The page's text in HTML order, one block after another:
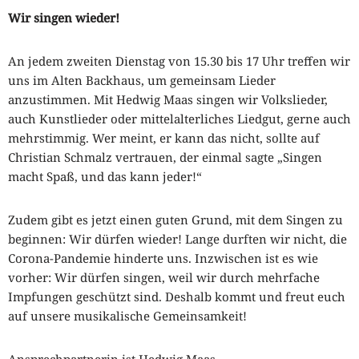
Wir singen wieder!
An jedem zweiten Dienstag von 15.30 bis 17 Uhr treffen wir
uns im Alten Backhaus, um gemeinsam Lieder
anzustimmen. Mit Hedwig Maas singen wir Volkslieder,
auch Kunstlieder oder mittelalterliches Liedgut, gerne auch
mehrstimmig. Wer meint, er kann das nicht, sollte auf
Christian Schmalz vertrauen, der einmal sagte „Singen
macht Spaß, und das kann jeder!“
Zudem gibt es jetzt einen guten Grund, mit dem Singen zu
beginnen: Wir dürfen wieder! Lange durften wir nicht, die
Corona-Pandemie hinderte uns. Inzwischen ist es wie
vorher: Wir dürfen singen, weil wir durch mehrfache
Impfungen geschützt sind. Deshalb kommt und freut euch
auf unsere musikalische Gemeinsamkeit!